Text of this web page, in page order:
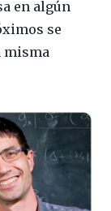
en algún
se
misma